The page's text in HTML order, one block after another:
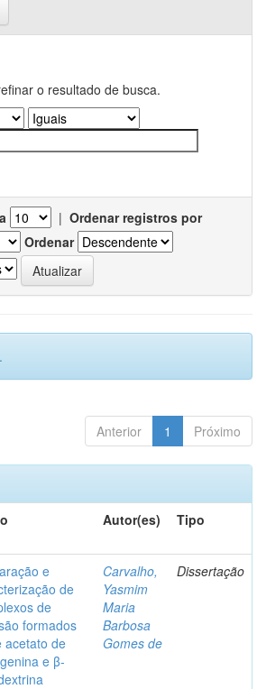
o resultado de busca.
| Ordenar registros por
Ordenar
Anterior 1 Próximo
Autor(es) Tipo
e
de
de
formados
acetato de
e β-
Carvalho,
Yasmim
Maria
Barbosa
Gomes de
Dissertação